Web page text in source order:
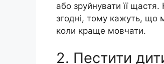
або зруйнувати її
згодні, тому кажуть,
коли краще мовчати.
2. Пестити